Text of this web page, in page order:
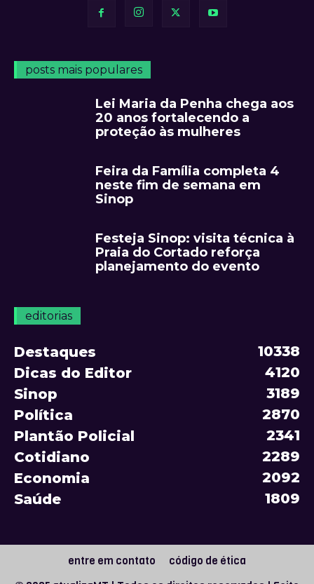
posts mais populares
Lei Maria da Penha chega aos
20 anos fortalecendo a
proteção às mulheres
Feira da Família completa 4
neste fim de semana em
Sinop
Festeja Sinop: visita técnica à
Praia do Cortado reforça
planejamento do evento
editorias
Destaques
10338
Dicas do Editor
4120
Sinop
3189
Política
2870
Plantão Policial
2341
Cotidiano
2289
Economia
2092
Saúde
1809
entre em contato
código de ética